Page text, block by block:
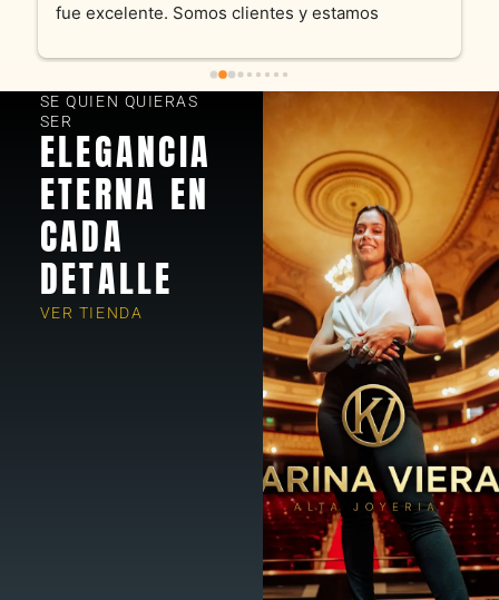
fue excelente. Somos clientes y estamos
SE QUIEN QUIERAS
SER
ELEGANCIA
ETERNA EN
CADA
DETALLE
VER TIENDA